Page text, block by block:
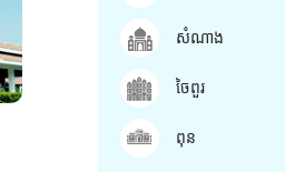
សំណាង
ចៃពួរ
ពុន